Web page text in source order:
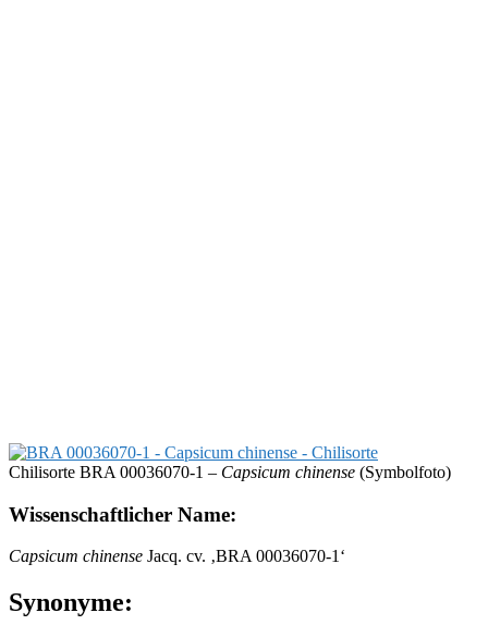
Chilisorte BRA 00036070-1 – Capsicum chinense (Symbolfoto)
Wissenschaftlicher Name:
Capsicum chinense Jacq. cv. ‚BRA 00036070-1‘
Synonyme: